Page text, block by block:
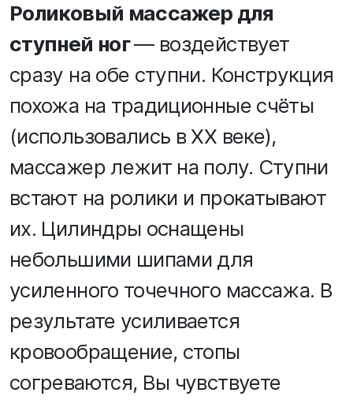
Роликовый массажер для
ступней ног— воздействует
сразу на обе ступни. Конструкция
похожа на традиционные счёты
(использовались в XX веке),
массажер лежит на полу. Ступни
встают на ролики и прокатывают
их. Цилиндры оснащены
небольшими шипами для
усиленного точечного массажа. В
результате усиливается
кровообращение, стопы
согреваются, Вы чувствуете